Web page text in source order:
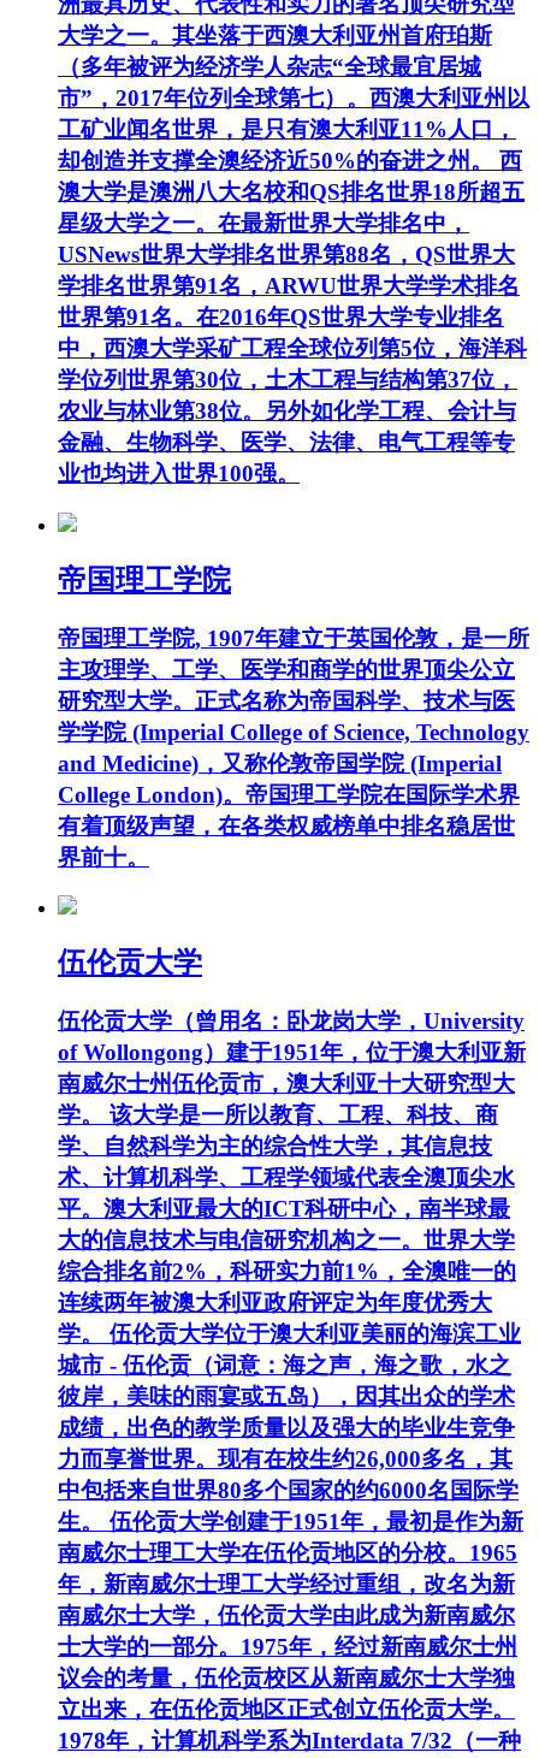
大学之一。其坐落于西澳大利亚州首府珀斯
（多年被评为经济学人杂志“全球最宜居城
市”，2017年位列全球第七）。西澳大利亚州以
工矿业闻名世界，是只有澳大利亚11%人口，
却创造并支撑全澳经济近50%的奋进之州。 西
澳大学是澳洲八大名校和QS排名世界18所超五
星级大学之一。在最新世界大学排名中，
USNews世界大学排名世界第88名，QS世界大
学排名世界第91名，ARWU世界大学学术排名
世界第91名。在2016年QS世界大学专业排名
中，西澳大学采矿工程全球位列第5位，海洋科
学位列世界第30位，土木工程与结构第37位，
农业与林业第38位。另外如化学工程、会计与
金融、生物科学、医学、法律、电气工程等专
业也均进入世界100强。
帝国理工学院
帝国理工学院, 1907年建立于英国伦敦，是一所
主攻理学、工学、医学和商学的世界顶尖公立
研究型大学。正式名称为帝国科学、技术与医
学学院 (Imperial College of Science, Technology
and Medicine)，又称伦敦帝国学院 (Imperial
College London)。帝国理工学院在国际学术界
有着顶级声望，在各类权威榜单中排名稳居世
界前十。
伍伦贡大学
伍伦贡大学（曾用名：卧龙岗大学，University
of Wollongong）建于1951年，位于澳大利亚新
南威尔士州伍伦贡市，澳大利亚十大研究型大
学。 该大学是一所以教育、工程、科技、商
学、自然科学为主的综合性大学，其信息技
术、计算机科学、工程学领域代表全澳顶尖水
平。澳大利亚最大的ICT科研中心，南半球最
大的信息技术与电信研究机构之一。世界大学
综合排名前2%，科研实力前1%，全澳唯一的
连续两年被澳大利亚政府评定为年度优秀大
学。 伍伦贡大学位于澳大利亚美丽的海滨工业
城市 - 伍伦贡（词意：海之声，海之歌，水之
彼岸，美味的雨宴或五岛），因其出众的学术
成绩，出色的教学质量以及强大的毕业生竞争
力而享誉世界。现有在校生约26,000多名，其
中包括来自世界80多个国家的约6000名国际学
生。 伍伦贡大学创建于1951年，最初是作为新
南威尔士理工大学在伍伦贡地区的分校。1965
年，新南威尔士理工大学经过重组，改名为新
南威尔士大学，伍伦贡大学由此成为新南威尔
士大学的一部分。1975年，经过新南威尔士州
议会的考量，伍伦贡校区从新南威尔士大学独
立出来，在伍伦贡地区正式创立伍伦贡大学。
1978年，计算机科学系为Interdata 7/32（一种